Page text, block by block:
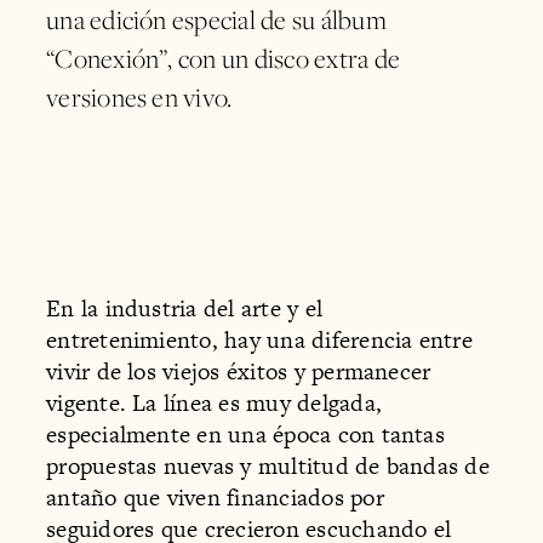
una edición especial de su álbum
“Conexión”, con un disco extra de
versiones en vivo.
En la industria del arte y el
entretenimiento, hay una diferencia entre
vivir de los viejos éxitos y permanecer
vigente. La línea es muy delgada,
especialmente en una época con tantas
propuestas nuevas y multitud de bandas de
antaño que viven financiados por
seguidores que crecieron escuchando el